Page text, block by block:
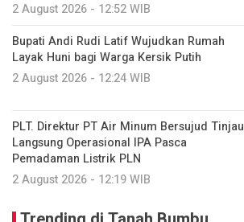
2 August 2026 - 12:52 WIB
Bupati Andi Rudi Latif Wujudkan Rumah
Layak Huni bagi Warga Kersik Putih
2 August 2026 - 12:24 WIB
PLT. Direktur PT Air Minum Bersujud Tinjau
Langsung Operasional IPA Pasca
Pemadaman Listrik PLN
2 August 2026 - 12:19 WIB